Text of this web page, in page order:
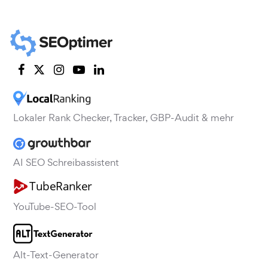
Lokaler Rank Checker, Tracker, GBP-Audit & mehr
AI SEO Schreibassistent
YouTube-SEO-Tool
Alt-Text-Generator